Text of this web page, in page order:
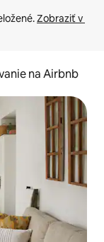
Zobraziť v
na Airbnb